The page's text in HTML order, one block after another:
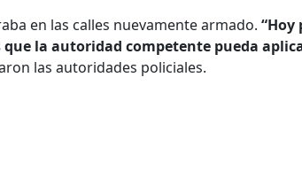
en las calles nuevamente armado. “Hoy
la autoridad competente pueda
las autoridades policiales.